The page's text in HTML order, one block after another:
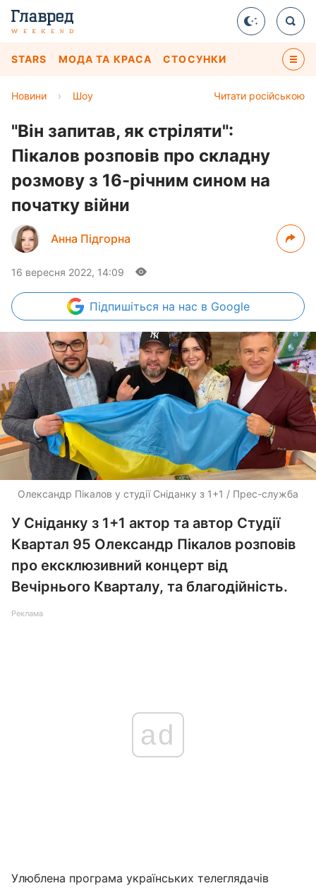
STARS МОДА ТА КРАСА СТОСУНКИ
Читати російською
Новини › Шоу
"Він запитав, як стріляти":
Пікалов розповів про складну
розмову з 16-річним сином на
початку війни
Анна Підгорна
16 вересня 2022, 14:09
Підпишіться на нас в Google
Олександр Пікалов у студії Сніданку з 1+1 / Прес-служба
У Сніданку з 1+1 актор та автор Студії
Квартал 95 Олександр Пікалов розповів
про ексклюзивний концерт від
Вечірнього Кварталу, та благодійність.
Реклама
ad
Улюблена програма українських телеглядачів